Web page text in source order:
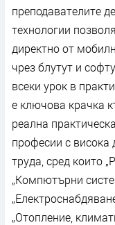
преподавателите
технологии
директно от
чрез блутут и
всеки урок в
е ключова крачка
реална
професии с висока
труда, сред които
„Компютърни
„Отопление,